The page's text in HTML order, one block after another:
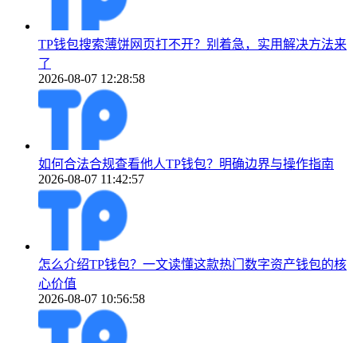
TP钱包搜索薄饼网页打不开？别着急，实用解决方法来
了
2026-08-07 12:28:58
如何合法合规查看他人TP钱包？明确边界与操作指南
2026-08-07 11:42:57
怎么介绍TP钱包？一文读懂这款热门数字资产钱包的核
心价值
2026-08-07 10:56:58